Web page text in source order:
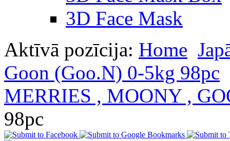
3D Face Mask
Aktīvā pozīcija: Home
Goon (Goo.N) 0-5kg 98pc
MERRIES , MOONY ,
98pc